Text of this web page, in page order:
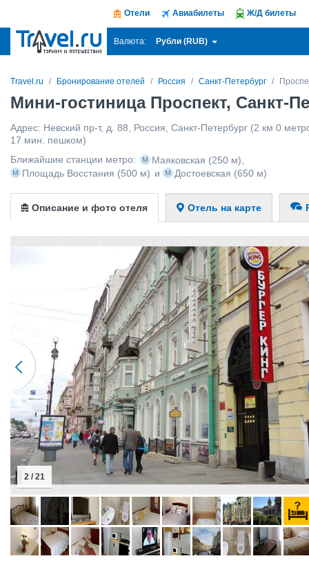
Отели Авиабилеты Ж/Д билеты
Валюта: Рубли (RUB)
Travel.ru Бронирование отелей Россия Санкт-Петербург
Мини-гостиница Проспект, Санкт-
Адрес: Невский пр-т, д. 88 Россия Санкт-Петербург (2 км 0
17 мин. пешком)
Ближайшие станции метро:
Маяковская (250 м)
Площадь Восстания (500 м) и Достоевская (650 м)
Описание и фото отеля Отель на карте
2 / 21